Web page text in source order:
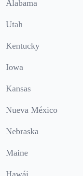
Alabama
Utah
Kentucky
Iowa
Kansas
Nueva México
Nebraska
Maine
Hawái